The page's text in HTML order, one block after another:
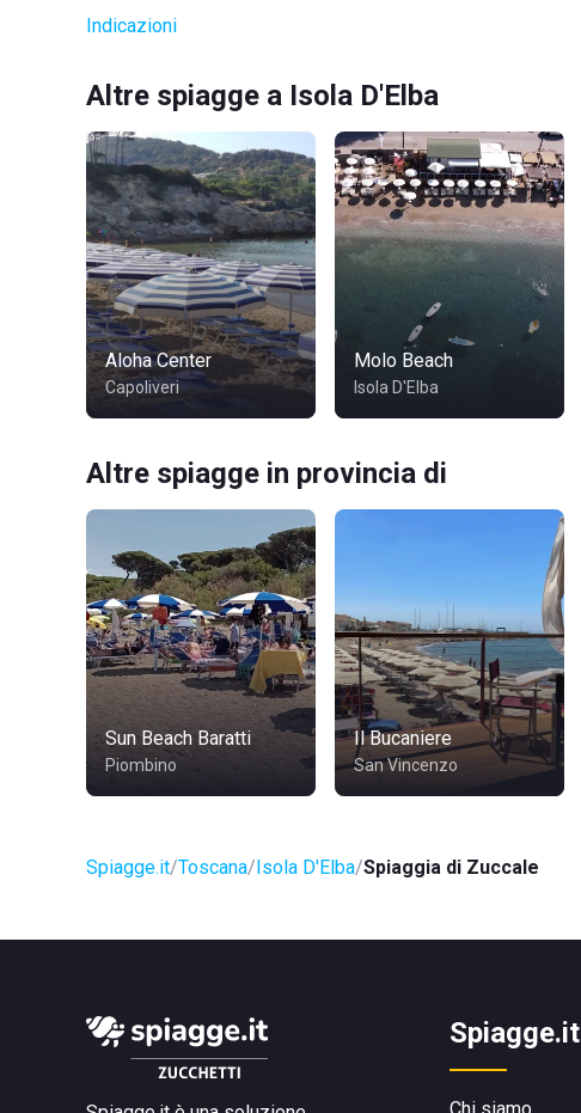
Indicazioni
Altre spiagge a Isola D'Elba
Aloha Center
Capoliveri
Molo Beach
Isola D'Elba
Altre spiagge in provincia di
Sun Beach Baratti
Piombino
Il Bucaniere
San Vincenzo
Spiagge.it Toscana Isola D'Elba Spiaggia di Zuccale
Spiagge.it